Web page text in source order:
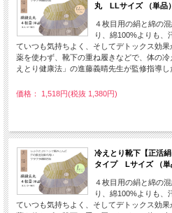
丸 LLサイズ （単品
４枚目用の絹と綿の
り、綿100%よりも、
ていつも気持ちよく、そしてデトックス効果
薬を使わず、靴下の重ね履きなどで、体の
えとり健康法」の進藤義晴先生が監修指導し
価格： 1,518円(税抜 1,380円)
冷えとり靴下【正活
タイプ Lサイズ （単
４枚目用の絹と綿の
り、綿100%よりも、
ていつも気持ちよく、そしてデトックス効果